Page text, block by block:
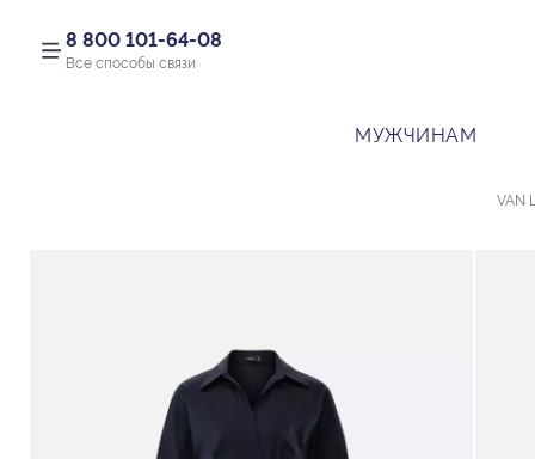
8 800 101-64-08
Все способы связи
МУЖЧИНАМ
VAN